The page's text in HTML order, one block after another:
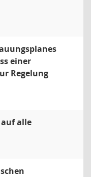
einer
Regelung
auf alle